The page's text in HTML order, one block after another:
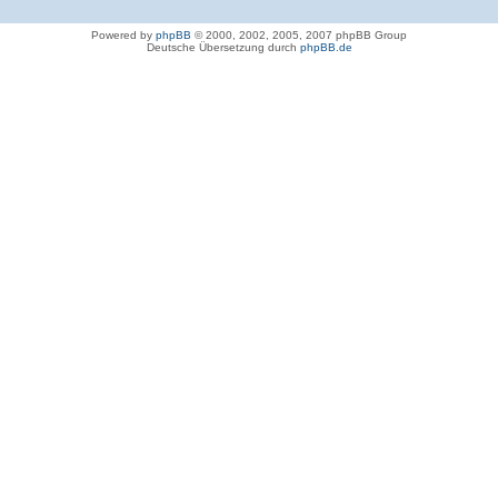
Powered by phpBB © 2000, 2002, 2005, 2007 phpBB Group
Deutsche Übersetzung durch phpBB.de